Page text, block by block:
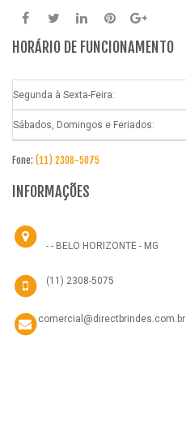
HORÁRIO DE FUNCIONAMENTO
Segunda à Sexta-Feira:
Sábados, Domingos e Feriados:
Fone: (11) 2308-5075
INFORMAÇÕES
- - BELO HORIZONTE - MG
(11) 2308-5075
comercial@directbrindes.com.br